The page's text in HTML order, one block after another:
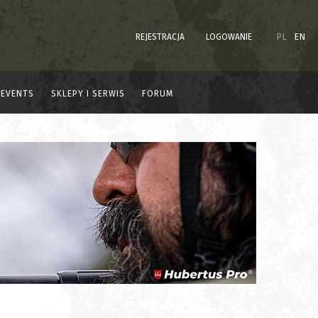
REJESTRACJA LOGOWANIE PL EN
EVENTS SKLEPY I SERWIS FORUM